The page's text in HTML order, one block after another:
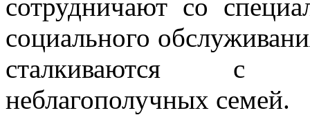
сотрудничают со
социального
сталкиваются с
неблагополучных семей.